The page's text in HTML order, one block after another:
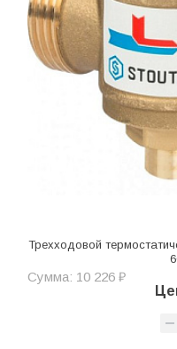
Трехходовой
Сумма: 10 226 ₽